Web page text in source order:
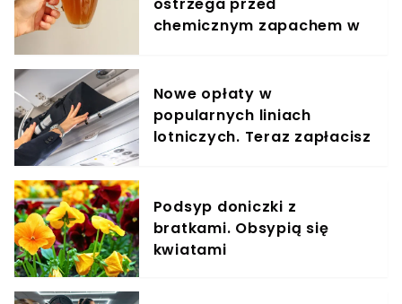
chemicznym zapachem w
Nowe opłaty w
popularnych liniach
lotniczych. Teraz zapłacisz
Podsyp doniczki z
bratkami. Obsypią się
kwiatami